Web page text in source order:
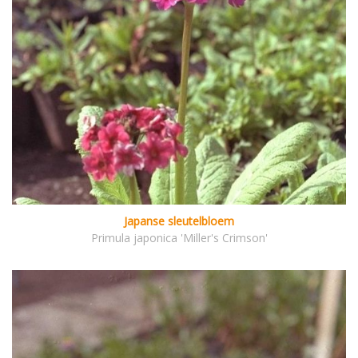
Japanse sleutelbloem
Primula japonica 'Miller's Crimson'